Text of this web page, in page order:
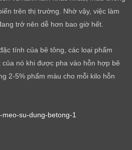
trên thị trường. Nhờ vậy, việc làm
trở nên dễ hơn bao giờ hết.
tính của bê tông, các loại phẩm
nó khi được pha vào hỗn hợp bê
2-5% phẩm màu cho mỗi kilo hỗn